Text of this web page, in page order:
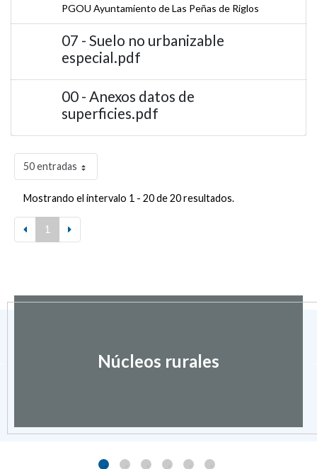
PGOU Ayuntamiento de Las Peñas de Riglos
07 - Suelo no urbanizable
especial.pdf
00 - Anexos datos de
superficies.pdf
50 entradas
Mostrando el intervalo 1 - 20 de 20 resultados.
1
Núcleos rurales